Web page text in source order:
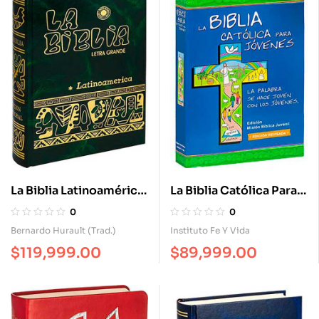
La Biblia Latinoamérica
Letra Grande Cartoné
0
Bernardo Hurault (Trad.)
$119,999.00
La Biblia Católica Para
Jóvenes Edición
Misión: Una Tinta.
Tinta
0
Instituto Fe Y Vida
$89,999.00